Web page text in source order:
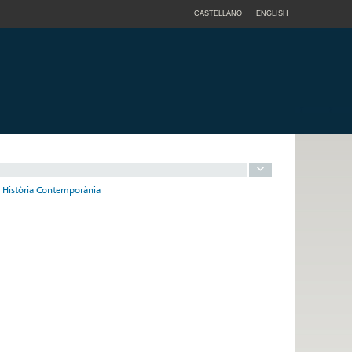
CASTELLANO ENGLISH
Contemporània